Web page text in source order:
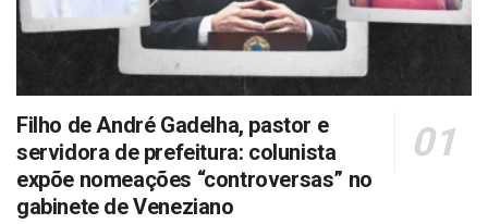
Filho de André Gadelha, pastor e
servidora de prefeitura: colunista
expõe nomeações “controversas” no
gabinete de Veneziano